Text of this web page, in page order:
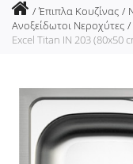
Έπιπλα Κουζίνας
Ανοξείδωτοι Νεροχύτες
Excel Titan IN 203 (80x50